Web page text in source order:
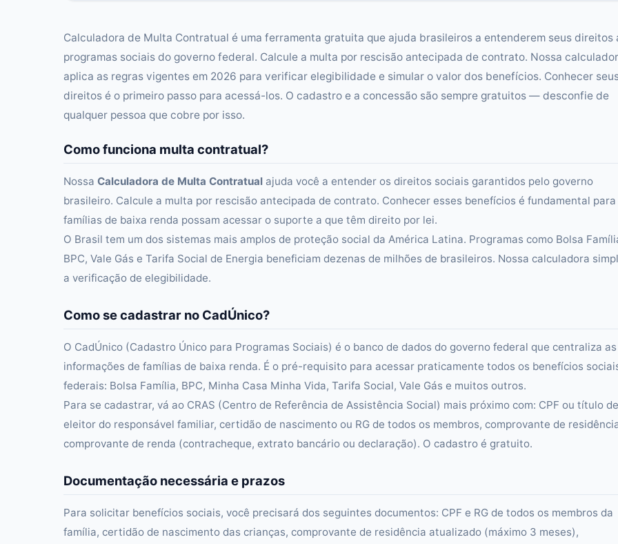
Calculadora de Multa Contratual é uma ferramenta gratuita que ajuda brasileiros a entenderem seus direitos
programas sociais do governo federal. Calcule a multa por rescisão antecipada de contrato. Nossa
aplica as regras vigentes em 2026 para verificar elegibilidade e simular o valor dos benefícios. Conhecer
direitos é o primeiro passo para acessá-los. O cadastro e a concessão são sempre gratuitos — desconfie de
qualquer pessoa que cobre por isso.
Como funciona multa contratual?
Nossa Calculadora de Multa Contratual ajuda você a entender os direitos sociais garantidos pelo governo
brasileiro. Calcule a multa por rescisão antecipada de contrato. Conhecer esses benefícios é fundamental para
famílias de baixa renda possam acessar o suporte a que têm direito por lei.
O Brasil tem um dos sistemas mais amplos de proteção social da América Latina. Programas como Bolsa
BPC, Vale Gás e Tarifa Social de Energia beneficiam dezenas de milhões de brasileiros. Nossa calculadora
a verificação de elegibilidade.
Como se cadastrar no CadÚnico?
O CadÚnico (Cadastro Único para Programas Sociais) é o banco de dados do governo federal que centraliza as
informações de famílias de baixa renda. É o pré-requisito para acessar praticamente todos os benefícios
federais: Bolsa Família, BPC, Minha Casa Minha Vida, Tarifa Social, Vale Gás e muitos outros.
Para se cadastrar, vá ao CRAS (Centro de Referência de Assistência Social) mais próximo com: CPF ou título de
eleitor do responsável familiar, certidão de nascimento ou RG de todos os membros, comprovante de
comprovante de renda (contracheque, extrato bancário ou declaração). O cadastro é gratuito.
Documentação necessária e prazos
Para solicitar benefícios sociais, você precisará dos seguintes documentos: CPF e RG de todos os membros da
família, certidão de nascimento das crianças, comprovante de residência atualizado (máximo 3 meses),